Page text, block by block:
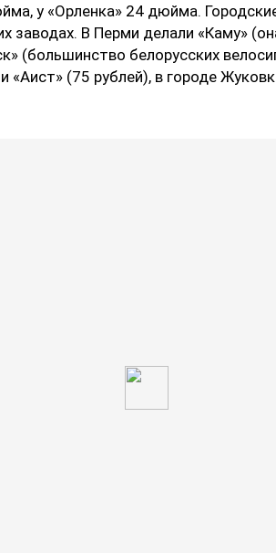
у «Орленка» 24 дюйма.
заводах. В Перми делали «Каму»
(большинство белорусских
«Аист» (75 рублей), в городе